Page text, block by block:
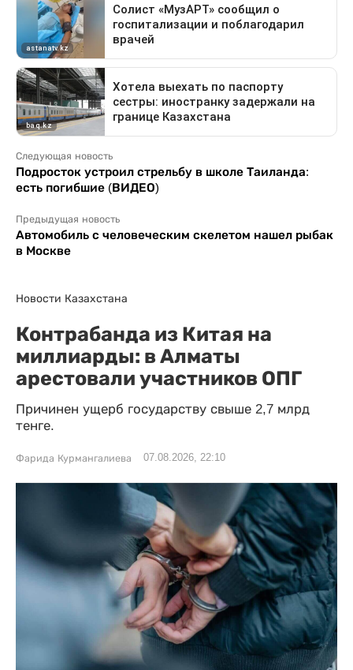
Следующая новость
Подросток устроил стрельбу в школе Таиланда:
есть погибшие (ВИДЕО)
Предыдущая новость
Автомобиль с человеческим скелетом нашел рыбак
в Москве
Новости Казахстана
Контрабанда из Китая на
миллиарды: в Алматы
арестовали участников ОПГ
Причинен ущерб государству свыше 2,7 млрд
тенге.
Фарида Курмангалиева 07.08.2026, 22:10